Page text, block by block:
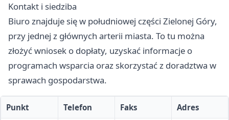
Kontakt i siedziba
Biuro znajduje się w południowej części Zielonej Góry,
przy jednej z głównych arterii miasta. To tu można
złożyć wniosek o dopłaty, uzyskać informacje o
programach wsparcia oraz skorzystać z doradztwa w
sprawach gospodarstwa.
Punkt Telefon Faks Adres